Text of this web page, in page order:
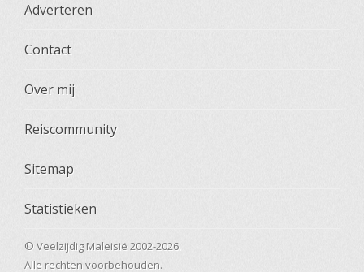
Adverteren
Contact
Over mij
Reiscommunity
Sitemap
Statistieken
© Veelzijdig Maleisië 2002-2026.
Alle rechten voorbehouden.